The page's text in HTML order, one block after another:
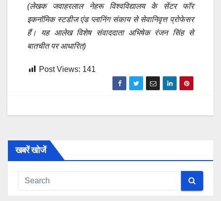
(लेखक जवाहरलाल नेहरू विश्वविद्यालय के सेंटर फॉर
इकनॉमिक स्टडीज एंड प्लानिंग संकाय से सेवानिवृत्त प्रोफेसर
हैं। यह आलेख विशेष संवाददाता अभिषेक रंजन सिंह से
बातचीत पर आधारित)
Post Views: 141
खबरें खोजें